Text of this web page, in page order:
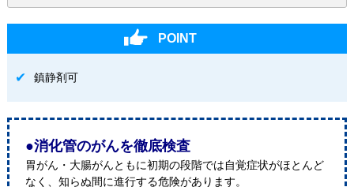
POINT
鎮静剤可
●消化管のがんを徹底検査
胃がん・大腸がんともに初期の段階では自覚症状がほとんど
なく、知らぬ間に進行する危険があります。